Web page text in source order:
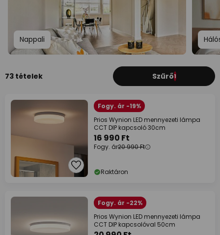
Nappali
73 tételek Szűrő1
Fogy. ár -19%
Prios Wynion LED mennyezeti lámpa
CCT DIP kapcsoló 30cm
16 990 Ft
Fogy. ár20 990 Ft
Raktáron
Fogy. ár -22%
Prios Wynion LED mennyezeti lámpa
CCT DIP kapcsolóval 50cm